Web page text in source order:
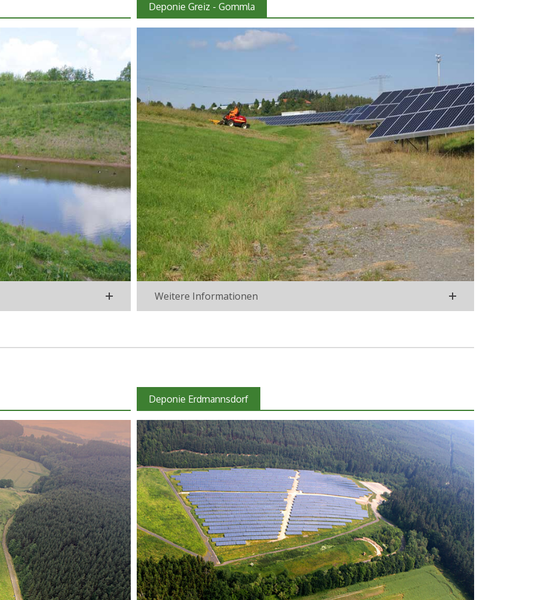
Deponie Greiz - Gommla
Weitere Informationen
Deponie Erdmannsdorf